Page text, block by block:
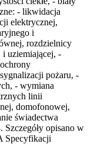
- likwidacja
elektrycznej,
i
rozdzielnicy
uziemiającej, -
pożaru, -
- wymiana
linii
domofonowej,
świadectwa
Szczegóły opisano w